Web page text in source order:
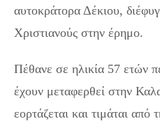
αυτοκράτορα Δέκιου,
Χριστιανούς στην έρημο.
Πέθανε σε ηλικία 57 ετών
έχουν μεταφερθεί στην
εορτάζεται και τιμάται